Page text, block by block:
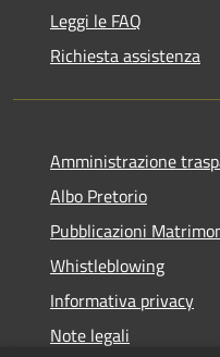
Leggi le FAQ
Richiesta assistenza
Amministrazione
Albo Pretorio
Pubblicazioni
Whistleblowing
Informativa privacy
Note legali